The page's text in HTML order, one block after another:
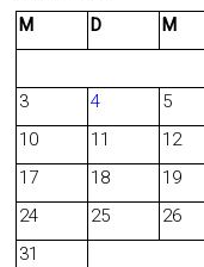
b
o
M
D M
3
4 5
10
11 12
17
18 19
24
25 26
31